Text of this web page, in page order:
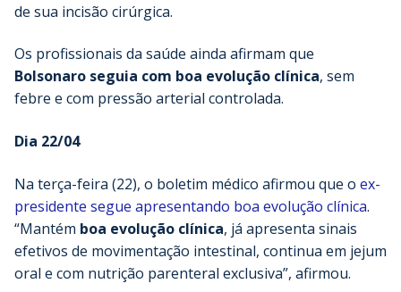
de sua incisão cirúrgica.
Os profissionais da saúde ainda afirmam que
Bolsonaro seguia com boa evolução clínica, sem
febre e com pressão arterial controlada.
Dia 22/04
Na terça-feira (22), o boletim médico afirmou que o ex-
presidente segue apresentando boa evolução clínica.
“Mantém boa evolução clínica, já apresenta sinais
efetivos de movimentação intestinal, continua em jejum
oral e com nutrição parenteral exclusiva”, afirmou.